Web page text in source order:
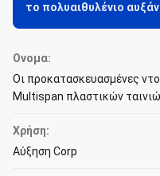
το πολυαιθυλένιο
Ονομα:
Οι προκατασκευασμένες
Multispan πλαστικών
Χρήση:
Αύξηση Corp